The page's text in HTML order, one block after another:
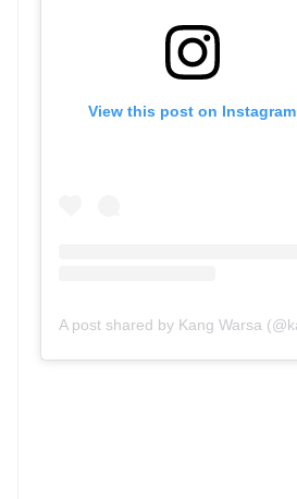
View this post on Instagram